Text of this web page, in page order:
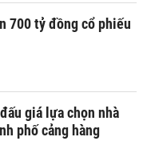
700 tỷ đồng cổ phiếu
giá lựa chọn nhà
phố cảng hàng